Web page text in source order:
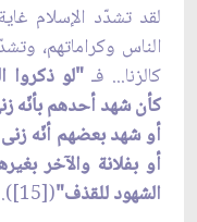
لقد تشدّد الإسلام
الناس وكراماتهم،
كالزنا... فـ "لو ذكروا
كأن شهد أحدهم بأنّه
أو شهد بعضهم أنّه
أو بفلانة والآخر
الشهود للقذف"([15]).